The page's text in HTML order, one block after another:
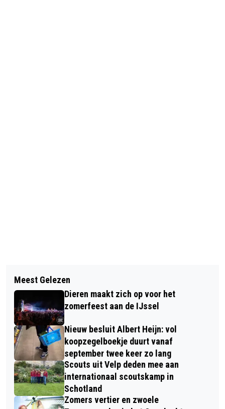
HOE ZIET DE TOEKOMST VAN VELP
ERUIT?!
OPBRENGST VAN ROZE FIETSEN NAAR
GOEDE DOELEN
Meest Gelezen
Dieren maakt zich op voor het
zomerfeest aan de IJssel
Nieuw besluit Albert Heijn: vol
koopzegelboekje duurt vanaf
september twee keer zo lang
Scouts uit Velp deden mee aan
internationaal scoutskamp in
Schotland
Zomers vertier en zwoele